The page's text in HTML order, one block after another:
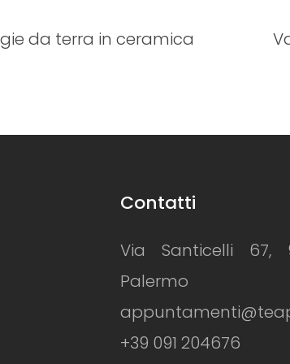
Vasi di vetro
Contatti
Via Santicelli 67,
Palermo
+39 091 204676